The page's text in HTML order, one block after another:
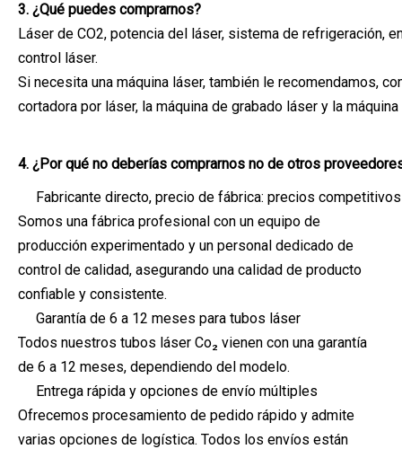
3. ¿Qué puedes comprarnos?
Láser de CO2, potencia del láser, sistema de refrigeración,
control láser.
Si necesita una máquina láser, también le recomendamos,
cortadora por láser, la máquina de grabado láser y la
4. ¿Por qué no deberías comprarnos no de otros
Fabricante directo, precio de fábrica: precios competitivos
Somos una fábrica profesional con un equipo de
producción experimentado y un personal dedicado de
control de calidad, asegurando una calidad de producto
confiable y consistente.
Garantía de 6 a 12 meses para tubos láser
Todos nuestros tubos láser Co₂ vienen con una garantía
de 6 a 12 meses, dependiendo del modelo.
Entrega rápida y opciones de envío múltiples
Ofrecemos procesamiento de pedido rápido y admite
varias opciones de logística. Todos los envíos están